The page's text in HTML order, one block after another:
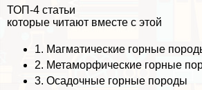
ТОП-4 статьи
которые читают вместе с этой
1. Магматические горные
2. Метаморфические горные
3. Осадочные горные породы